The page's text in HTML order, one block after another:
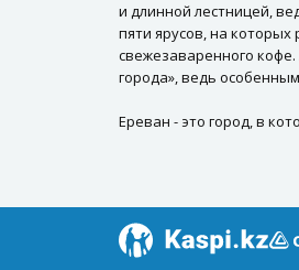
и длинной лестницей,
пяти ярусов, на
свежезаваренного
города», ведь
Ереван - это город, в